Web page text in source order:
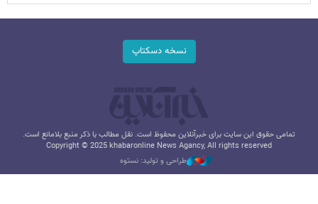
نسخه دسکتاپ
تمامی حقوق این سایت برای خبرآنلاین محفوظ است. نقل مطالب با ذکر منبع بلامانع است.
Copyright © 2025 khabaronline News Agancy, All rights reserved
طراحی و تولید: نستوه